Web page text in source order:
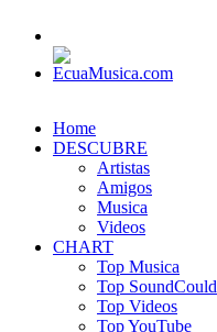
Home
DESCUBRE
Artistas
Amigos
Musica
Videos
CHART
Top Musica
Top SoundCould
Top Videos
Top YouTube